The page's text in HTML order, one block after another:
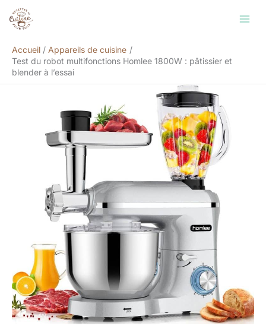
Accueil
Appareils de cuisine
Test du robot multifonctions Homlee 1800W : pâtissier et
blender à l’essai
Rechercher